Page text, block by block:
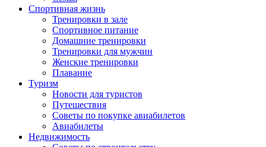
Спортивная жизнь
Тренировки в зале
Спортивное питание
Домашние тренировки
Тренировки для мужчин
Женские тренировки
Плавание
Туризм
Новости для туристов
Путешествия
Советы по покупке авиабилетов
Авиабилеты
Недвижимость